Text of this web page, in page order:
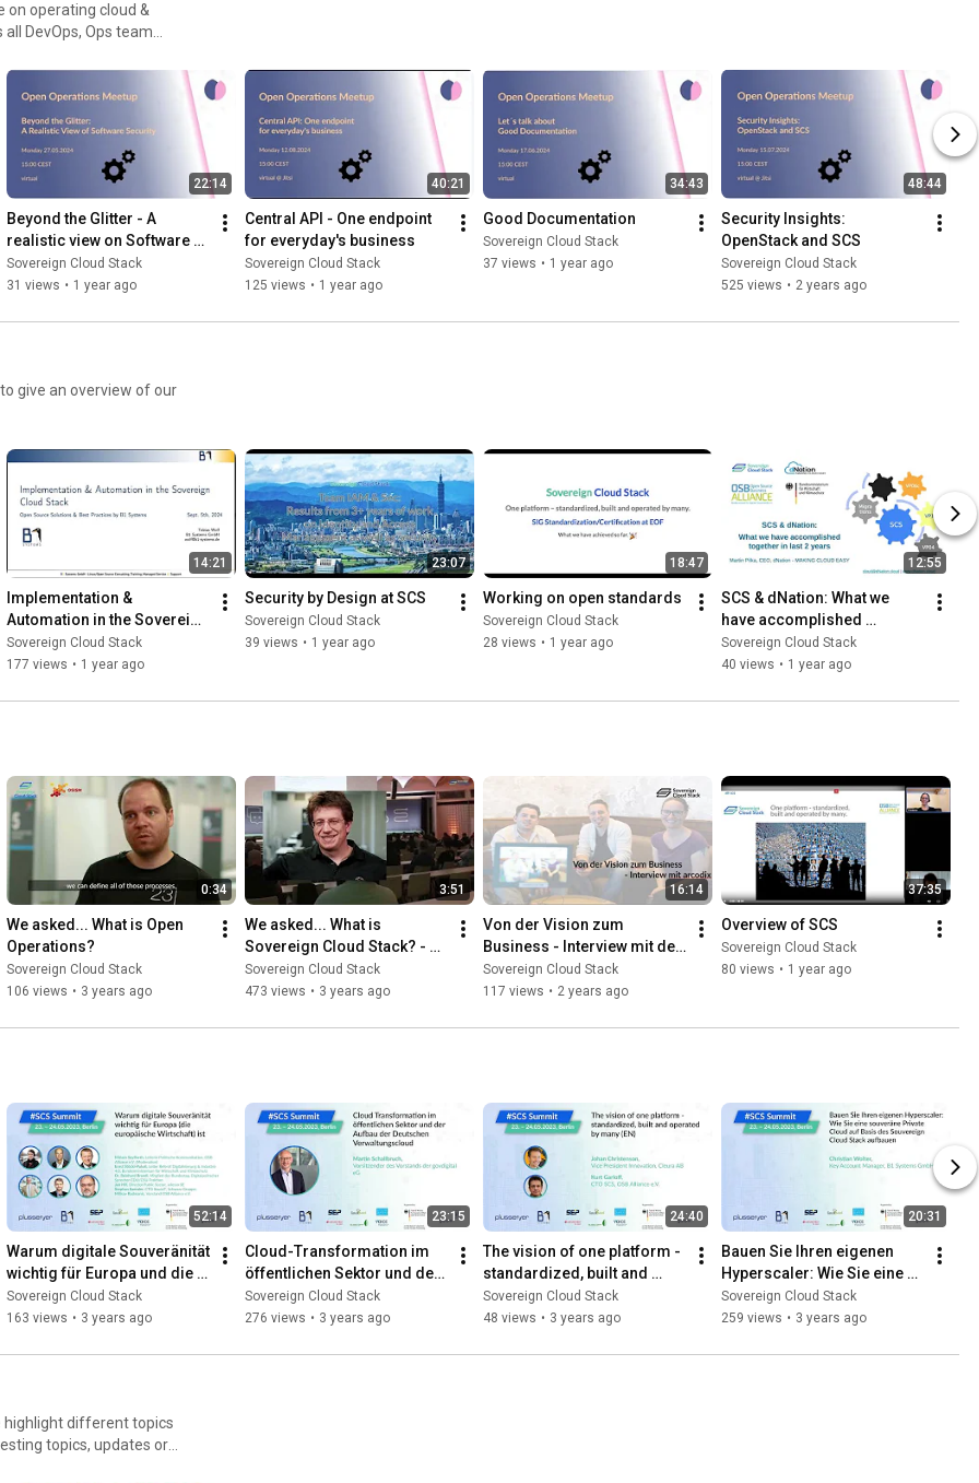
on operating cloud &
DevOps, Ops team
practices, failures and
bring transparency into ops.
cloud
to improve the
meetup/
22:14
Beyond the Glitter - A
realistic view on Software
Security
Sovereign Cloud Stack
31 views • 1 year ago
40:21
Central API - One endpoint
for everyday's business
Sovereign Cloud Stack
125 views • 1 year ago
34:43
Good Documentation
Sovereign Cloud Stack
37 views • 1 year ago
48:44
Security Insights:
OpenStack and SCS
Sovereign Cloud Stack
525 views • 2 years ago
give an overview of our
14:21
Implementation &
Automation in the Sovereign
Cloud Stack: Open Source
Solutions & Best Practices
Sovereign Cloud Stack
177 views • 1 year ago
23:07
Security by Design at SCS
Sovereign Cloud Stack
39 views • 1 year ago
18:47
Working on open standards
Sovereign Cloud Stack
28 views • 1 year ago
12:55
SCS & dNation: What we
have accomplished
together in last 2 years
Sovereign Cloud Stack
40 views • 1 year ago
0:34
We asked... What is Open
Operations?
Sovereign Cloud Stack
106 views • 3 years ago
3:51
We asked... What is
Sovereign Cloud Stack? -
Live from
@OpenInfraFoundation
Sovereign Cloud Stack
473 views • 3 years ago
16:14
Von der Vision zum
Business - Interview mit der
artcodix
Sovereign Cloud Stack
117 views • 2 years ago
37:35
Overview of SCS
Sovereign Cloud Stack
80 views • 1 year ago
52:14
Warum digitale Souveränität
wichtig für Europa und die
europäische Wirtschaft ist
Sovereign Cloud Stack
163 views • 3 years ago
23:15
Cloud-Transformation im
öffentlichen Sektor und der
Aufbau der Deutschen
Verwaltungscloud
Sovereign Cloud Stack
276 views • 3 years ago
24:40
The vision of one platform -
standardized, built and
operated by many.
Sovereign Cloud Stack
48 views • 3 years ago
20:31
Bauen Sie Ihren eigenen
Hyperscaler: Wie Sie eine
souveräne Private Cloud auf
Basis des SCS aufbauen
Sovereign Cloud Stack
259 views • 3 years ago
highlight different topics
topics, updates or